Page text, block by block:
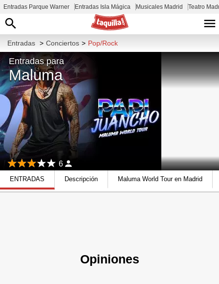
Entradas Parque Warner Entradas Isla Mágica Musicales Madrid Teatro
Entradas > Conciertos > Pop/Rock
Entradas para
Maluma
6
ENTRADAS Descripción Maluma World Tour en Madrid
Opiniones